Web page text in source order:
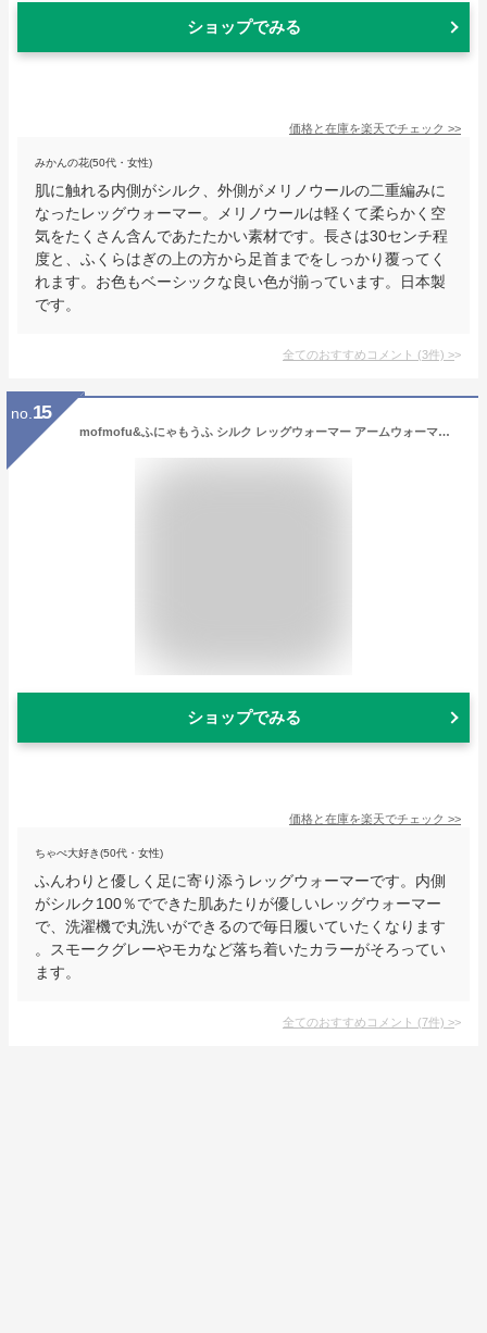
ショップでみる
価格と在庫を楽天でチェック >>
みかんの花(50代・女性)
肌に触れる内側がシルク、外側がメリノウールの二重編みに
なったレッグウォーマー。メリノウールは軽くて柔らかく空
気をたくさん含んであたたかい素材です。長さは30センチ程
度と、ふくらはぎの上の方から足首までをしっかり覆ってく
れます。お色もベーシックな良い色が揃っています。日本製
です。
全てのおすすめコメント (3件) >
no. 15
mofmofu&ふにゃもうふ シルク レッグウォーマー アームウォーマー ロング レディース メンズ 睡眠 おやすみ 薄手 締め付けない 温める 秋冬 冬用 日本製 ゆったり サポーター あったかい ふくらはぎ おしゃれ かわいい 妊婦 寝る用 裏地 絹100％ シルク100％ こむら返り
ショップでみる
価格と在庫を楽天でチェック >>
ちゃぺ大好き(50代・女性)
ふんわりと優しく足に寄り添うレッグウォーマーです。内側
がシルク100％でできた肌あたりが優しいレッグウォーマー
で、洗濯機で丸洗いができるので毎日履いていたくなります
。スモークグレーやモカなど落ち着いたカラーがそろってい
ます。
全てのおすすめコメント (7件) >